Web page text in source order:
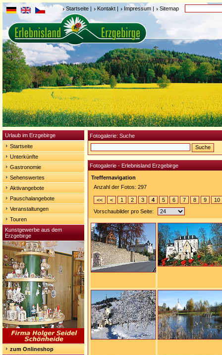
Startseite | Kontakt | Impressum | Sitemap
Urlaub im Erzgebirge
Startseite
Unterkünfte
Gastronomie
Sehenswertes
Aktivangebote
Pauschalangebote
Veranstaltungen
Touren
Kunstgewerbe aus dem
Erzgebirge
zum Onlineshop
Fotogalerie: Suche
Fotogalerie - Erlebnisland Erzgebirge
Treffernavigation
Anzahl der Fotos: 297
<< < 1 2 3 4 5 6 7 8 9
10
Vorschaubilder pro Seite: